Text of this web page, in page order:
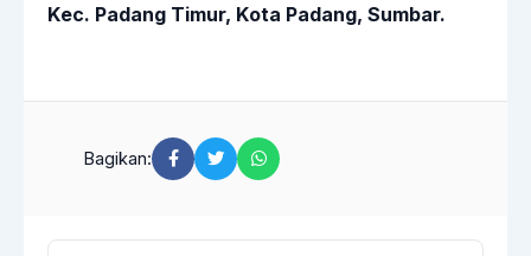
Kec. Padang Timur, Kota Padang, Sumbar.
Bagikan: